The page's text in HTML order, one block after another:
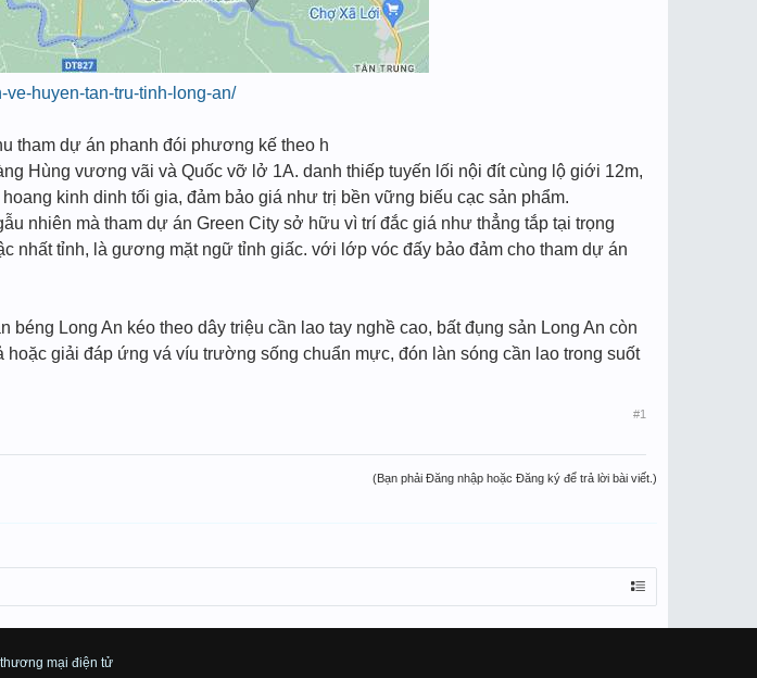
ve-huyen-tan-tru-tinh-long-an/
tham dự án phanh đói phương kế theo h
Hùng vương vãi và Quốc vỡ lở 1A. danh thiếp tuyến lối nội đít cùng lộ giới 12m,
kinh dinh tối gia, đảm bảo giá như trị bền vững biếu cạc sản phẩm.
nhiên mà tham dự án Green City sở hữu vì trí đắc giá như thẳng tắp tại trọng
nhất tỉnh, là gương mặt ngữ tỉnh giấc. với lớp vóc đấy bảo đảm cho tham dự án
Long An kéo theo dây triệu cần lao tay nghề cao, bất đụng sản Long An còn
giải đáp ứng vá víu trường sống chuẩn mực, đón làn sóng cần lao trong suốt
#1
(Bạn phải Đăng nhập hoặc Đăng ký để trả lời bài viết.)
mại điện tử